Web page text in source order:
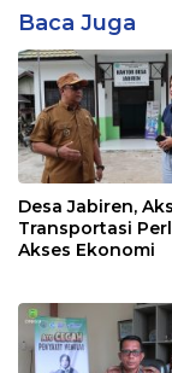
Baca Juga
Desa Jabiren,
Transportasi
Akses Ekonomi